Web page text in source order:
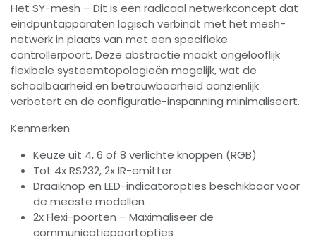
Het SY-mesh – Dit is een radicaal netwerkconcept dat
eindpuntapparaten logisch verbindt met het mesh-
netwerk in plaats van met een specifieke
controllerpoort. Deze abstractie maakt ongelooflijk
flexibele systeemtopologieën mogelijk, wat de
schaalbaarheid en betrouwbaarheid aanzienlijk
verbetert en de configuratie-inspanning minimaliseert.
Kenmerken
Keuze uit 4, 6 of 8 verlichte knoppen (RGB)
Tot 4x RS232, 2x IR-emitter
Draaiknop en LED-indicatoropties beschikbaar voor
de meeste modellen
2x Flexi-poorten – Maximaliseer de
communicatiepoortopties